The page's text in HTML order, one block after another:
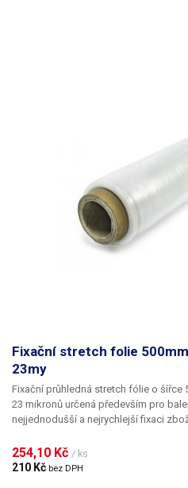
Fixační stretch folie
23my
Fixační průhledná stretch fólie o šířce
23 mikronů určená především pro
nejjednodušší a nejrychlejší fixaci
při balení zboží, jednotlivých krabic nebo k
mechanicky odolná, zabraňuje
kovové plochy, sklo. Vhodná také na
254,10 Kč / ks
210 Kč bez DPH